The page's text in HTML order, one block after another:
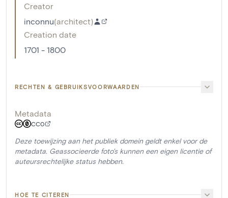
Creator
inconnu(architect)
Creation date
1701 - 1800
RECHTEN & GEBRUIKSVOORWAARDEN
Metadata
CC0
Deze toewijzing aan het publiek domein geldt enkel voor de
metadata. Geassocieerde foto's kunnen een eigen licentie of
auteursrechtelijke status hebben.
HOE TE CITEREN